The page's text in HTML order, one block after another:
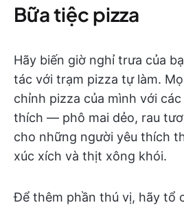
Bữa tiệc pizza
Hãy biến giờ nghỉ trưa của
tác với trạm pizza tự làm.
chỉnh pizza của mình với
thích — phô mai dẻo, rau
cho những người yêu thích
xúc xích và thịt xông khói.
Để thêm phần thú vị, hãy tổ